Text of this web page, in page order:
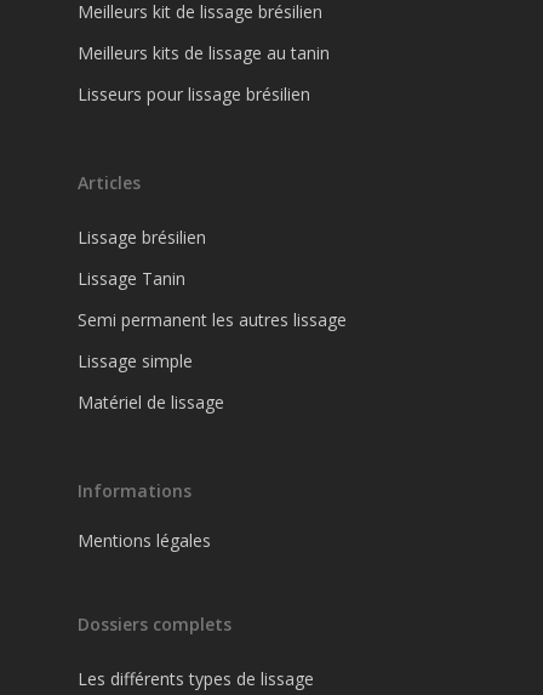
Meilleurs kit de lissage brésilien
Meilleurs kits de lissage au tanin
Lisseurs pour lissage brésilien
Articles
Lissage brésilien
Lissage Tanin
Semi permanent les autres lissage
Lissage simple
Matériel de lissage
Informations
Mentions légales
Dossiers complets
Les différents types de lissage